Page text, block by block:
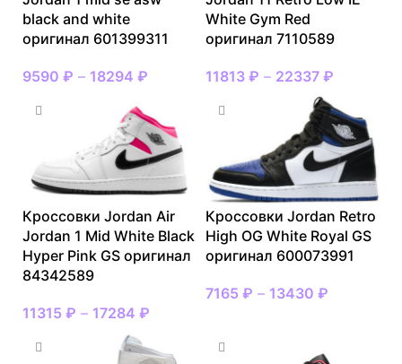
black and white
оригинал 601399311
9590 ₽ – 18294 ₽
White Gym Red
оригинал 7110589
11813 ₽ – 22337 ₽
Кроссовки Jordan Air
Jordan 1 Mid White Black
Hyper Pink GS оригинал
84342589
11315 ₽ – 17284 ₽
Кроссовки Jordan Retro
High OG White Royal GS
оригинал 600073991
7165 ₽ – 13430 ₽